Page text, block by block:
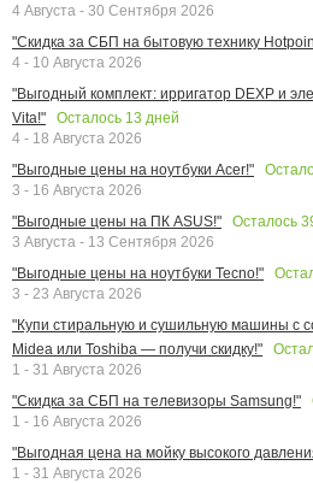
4 Августа - 30 Сентября 2026
"Скидка за СБП на бытовую технику
4 - 10 Августа 2026
"Выгодный комплект: ирригатор DEXP и
Vita!"
Осталось 13 дней
4 - 18 Августа 2026
"Выгодные цены на ноутбуки Acer!"
3 - 16 Августа 2026
"Выгодные цены на ПК ASUS!"
Осталось
3 Августа - 13 Сентября 2026
"Выгодные цены на ноутбуки Tecno!"
3 - 23 Августа 2026
"Купи стиральную и сушильную машины с
Midea или Toshiba — получи скидку!"
1 - 31 Августа 2026
"Скидка за СБП на телевизоры Samsung!"
1 - 16 Августа 2026
"Выгодная цена на мойку высокого
1 - 31 Августа 2026